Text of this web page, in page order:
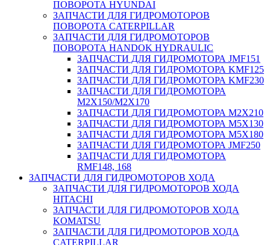
ПОВОРОТА HYUNDAI
ЗАПЧАСТИ ДЛЯ ГИДРОМОТОРОВ
ПОВОРОТА CATERPILLAR
ЗАПЧАСТИ ДЛЯ ГИДРОМОТОРОВ
ПОВОРОТА HANDOK HYDRAULIC
ЗАПЧАСТИ ДЛЯ ГИДРОМОТОРА JMF151
ЗАПЧАСТИ ДЛЯ ГИДРОМОТОРА KMF125
ЗАПЧАСТИ ДЛЯ ГИДРОМОТОРА KMF230
ЗАПЧАСТИ ДЛЯ ГИДРОМОТОРА
M2X150/M2X170
ЗАПЧАСТИ ДЛЯ ГИДРОМОТОРА M2X210
ЗАПЧАСТИ ДЛЯ ГИДРОМОТОРА M5X130
ЗАПЧАСТИ ДЛЯ ГИДРОМОТОРА M5X180
ЗАПЧАСТИ ДЛЯ ГИДРОМОТОРА JMF250
ЗАПЧАСТИ ДЛЯ ГИДРОМОТОРА
RMF148, 168
ЗАПЧАСТИ ДЛЯ ГИДРОМОТОРОВ ХОДА
ЗАПЧАСТИ ДЛЯ ГИДРОМОТОРОВ ХОДА
HITACHI
ЗАПЧАСТИ ДЛЯ ГИДРОМОТОРОВ ХОДА
KOMATSU
ЗАПЧАСТИ ДЛЯ ГИДРОМОТОРОВ ХОДА
CATERPILLAR